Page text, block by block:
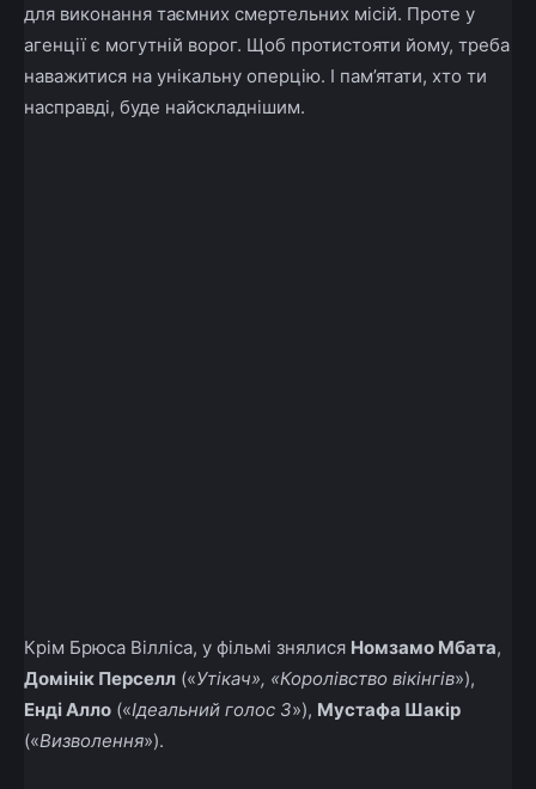
для виконання таємних смертельних місій. Проте у
агенції є могутній ворог. Щоб протистояти йому, треба
наважитися на унікальну оперцію. І пам’ятати, хто ти
насправді, буде найскладнішим.
Крім Брюса Вілліса, у фільмі знялися Номзамо Мбата,
Домінік Перселл («Утікач», «Королівство вікінгів»),
Енді Алло («Ідеальний голос 3»), Мустафа Шакір
(«Визволення»).